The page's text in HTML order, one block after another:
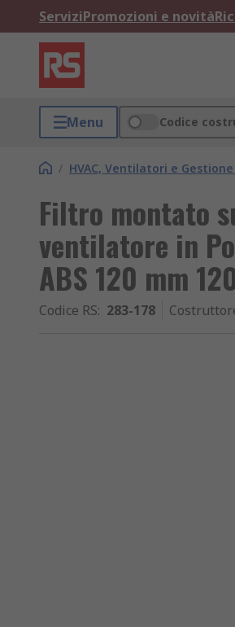
ServiziPromozioni e novità
Menu Codice
/ HVAC, Ventilatori e
Filtro montato
ventilatore in
ABS 120 mm
Codice RS: 283-178